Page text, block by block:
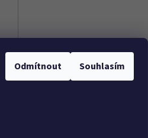
Odmítnout Souhlasím